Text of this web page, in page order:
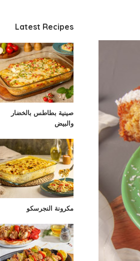
Latest Recipes
صينية بطاطس بالخضار
والبيض
مكرونة النجرسكو